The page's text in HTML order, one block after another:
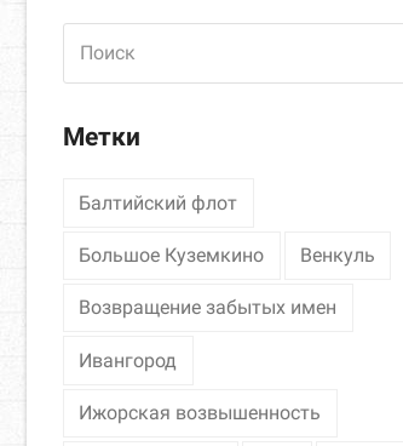
Метки
Балтийский флот
Большое Куземкино Венкуль
Возвращение забытых имен
Ивангород
Ижорская возвышенность